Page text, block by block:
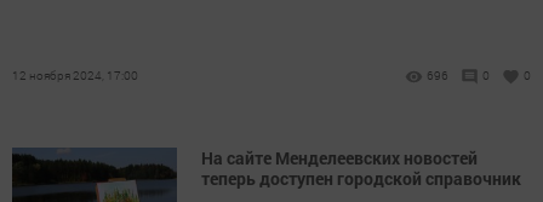
12 ноября 2024, 17:00 696 0 0
На сайте Менделеевских новостей
теперь доступен городской справочник